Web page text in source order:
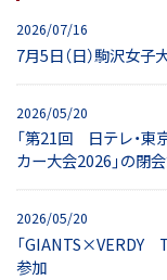
2026/07/16
7月5日（日）駒沢女
2026/05/20
「第21回 日テレ・
カー大会2026」の閉
2026/05/20
「GIANTS×VERDY
参加